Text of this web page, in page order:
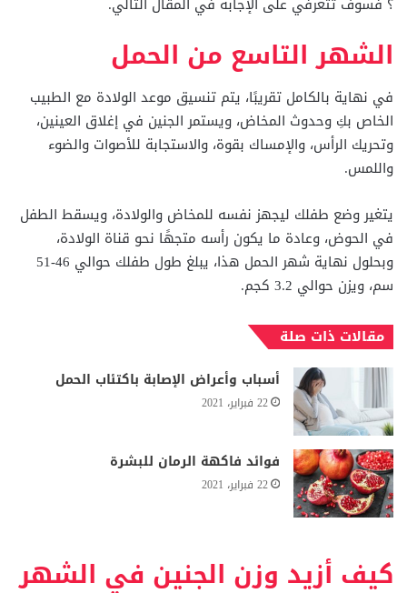
الشهر التاسع من الحمل
في نهاية بالكامل تقريبًا، يتم تنسيق موعد الولادة مع الطبيب
الخاص بكِ وحدوث المخاض، ويستمر الجنين في إغلاق العينين،
وتحريك الرأس، والإمساك بقوة، والاستجابة للأصوات والضوء
واللمس.
يتغير وضع طفلك ليجهز نفسه للمخاض والولادة، ويسقط الطفل
في الحوض، وعادة ما يكون رأسه متجهًا نحو قناة الولادة،
و
بحلول نهاية شهر الحمل هذا، يبلغ طول طفلك حوالي 46-51
سم، ويزن حوالي 3.2 كجم.
مقالات ذات صلة
أسباب وأعراض الإصابة باكتئاب الحمل
22 فبراير، 2021
فوائد فاكهة الرمان للبشرة
22 فبراير، 2021
كيف أزيد وزن الجنين في الشهر